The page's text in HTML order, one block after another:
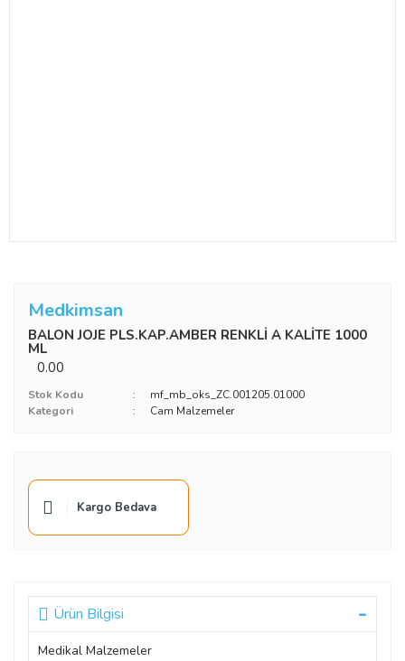
Medkimsan
BALON JOJE PLS.KAP.AMBER RENKLİ A KALİTE 1000
ML
0.00
Stok Kodu
mf_mb_oks_ZC.001205.01000
Kategori
Cam Malzemeler
Kargo Bedava
Ürün Bilgisi
Medikal Malzemeler